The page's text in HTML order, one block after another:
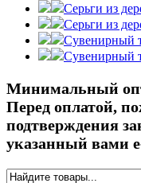
Серьги из
Серьги из
Сувенирный
Сувенирный
Минимальный
Перед оплатой,
подтверждения
указанный вами
Найти